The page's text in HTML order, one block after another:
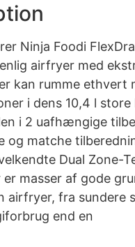
Ninja Foodi
airfryer med
kan rumme ethvert
i dens 10,4 l store
i 2 uafhængige
og matche
Dual Zone-
er masser af gode
airfryer, fra sundere
end en